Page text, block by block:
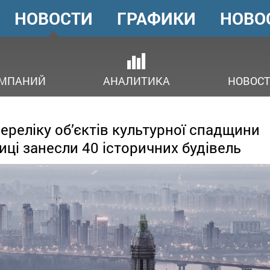
ГОЛОВНЕ
МЕНЮ
НОВОСТИ
АНАЛИТИКА
ГРАФИКИ
об’єктів культурної спадщини
занесли 40 історичних будівель